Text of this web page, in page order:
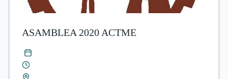
ASAMBLEA 2020 ACTME